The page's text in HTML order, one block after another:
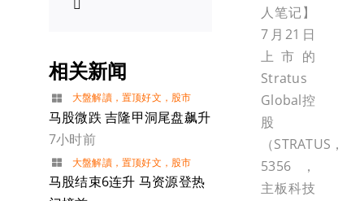
相关新闻
大盤解讀， 置顶好文 ，股市
马股微跌 吉隆甲洞尾盘飙升
7小时前
大盤解讀， 置顶好文 ， 股市
马股结束6连升 马资源登热
人笔记】
7月21日
上市的
Stratus
Global控
股
（STRATUS，
5356，
主板科技